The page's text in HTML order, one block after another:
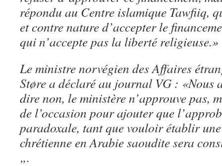
répondu au Centre islamique Tawfiiq,
et contre nature d’accepter le
qui n’accepte pas la liberté religieuse.»
Le ministre norvégien des Affaires
Støre a déclaré au journal VG : «Nous
dire non, le ministère n’approuve pas,
de l’occasion pour ajouter que
paradoxale, tant que vouloir établir
chrétienne en Arabie saoudite sera
„.